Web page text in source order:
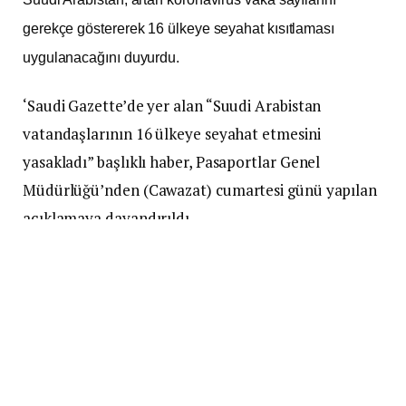
gerekçe göstererek 16 ülkeye seyahat kısıtlaması
uygulanacağını duyurdu.
‘Saudi Gazette’de yer alan “Suudi Arabistan
vatandaşlarının 16 ülkeye seyahat etmesini
yasakladı” başlıklı haber, Pasaportlar Genel
Müdürlüğü’nden (Cawazat) cumartesi günü yapılan
açıklamaya dayandırıldı.